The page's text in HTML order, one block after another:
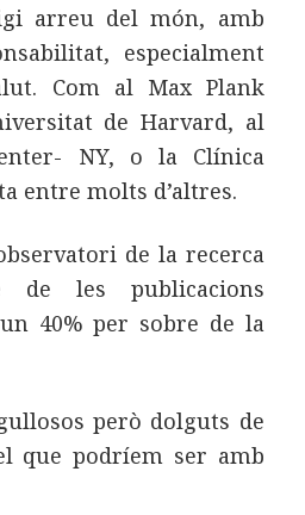
arreu del món, amb
especialment
Com al Max Plank
de Harvard, al
NY, o la Clínica
entre molts d’altres.
de la recerca
de les publicacions
40% per sobre de la
però dolguts de
que podríem ser amb